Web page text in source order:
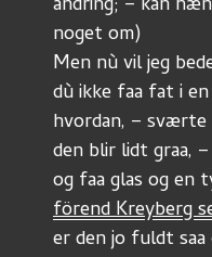
noget om)
Men nù vil jeg
dù ikke faa fat i
hvordan, – sværte
den blir lidt graa,
og faa glas og en
förend Kreyberg
er den jo fuldt saa